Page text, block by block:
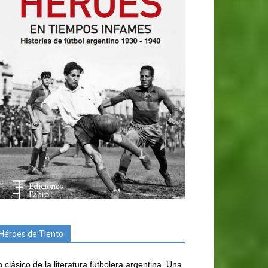
de Tiento
clásico de la literatura futbolera argentina. Una